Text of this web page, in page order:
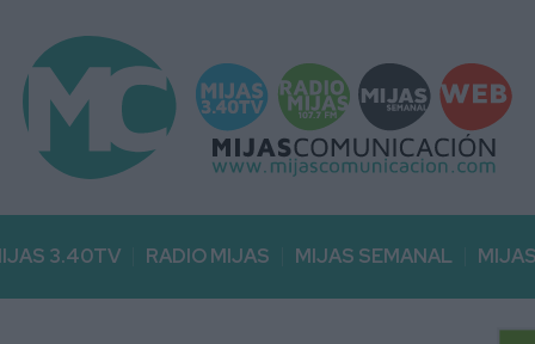
3.40TV RADIO MIJAS MIJAS SEMANAL